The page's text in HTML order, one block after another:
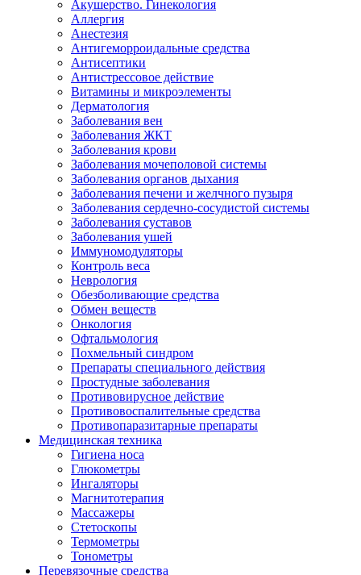
Акушерство. Гинекология
Аллергия
Анестезия
Антигеморроидальные средства
Антисептики
Антистрессовое действие
Витамины и микроэлементы
Дерматология
Заболевания вен
Заболевания ЖКТ
Заболевания крови
Заболевания мочеполовой системы
Заболевания органов дыхания
Заболевания печени и желчного пузыря
Заболевания сердечно-сосудистой системы
Заболевания суставов
Заболевания ушей
Иммуномодуляторы
Контроль веса
Неврология
Обезболивающие средства
Обмен веществ
Онкология
Офтальмология
Похмельный синдром
Препараты специального действия
Простудные заболевания
Противовирусное действие
Противовоспалительные средства
Противопаразитарные препараты
Медицинская техника
Гигиена носа
Глюкометры
Ингаляторы
Магнитотерапия
Массажеры
Стетоскопы
Термометры
Тонометры
Перевязочные средства